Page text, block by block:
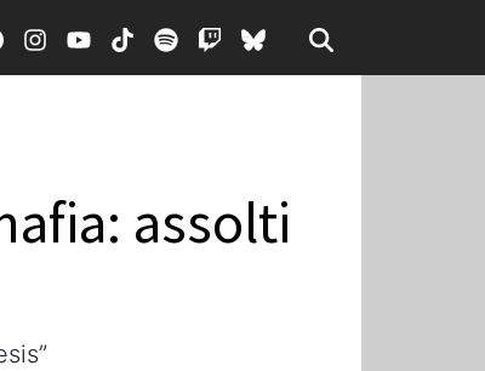
assolti